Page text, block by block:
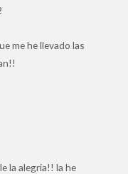
me he llevado las
la alegria!! la he